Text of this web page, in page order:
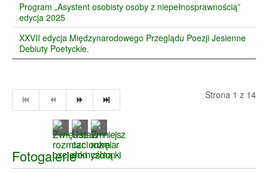
Program „Asystent osobisty osoby z niepełnosprawnością”
edycja 2025
XXVII edycja Międzynarodowego Przeglądu Poezji Jesienne
Debiuty Poetyckie.
Strona 1 z 14
Fotogalerie